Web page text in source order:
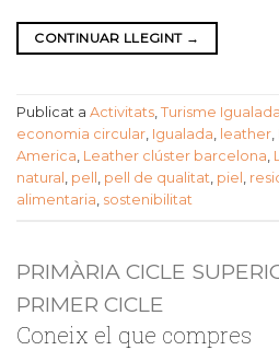
CONTINUAR LLEGINT →
Publicat a Activitats, Turisme Igualada
economia circular, Igualada, leather,
America, Leather clúster barcelona,
natural , pell , pell de qualitat, piel ,
alimentaria, sostenibilitat
PRIMÀRIA CICLE
PRIMER CICLE
Coneix el que compres